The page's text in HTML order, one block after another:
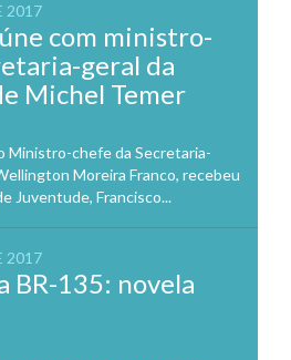
2017
com ministro-
geral da
Michel Temer
Ministro-chefe da Secretaria-
Moreira Franco, recebeu
Juventude, Francisco...
2017
BR-135: novela